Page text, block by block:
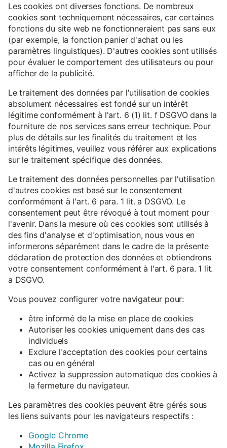
Les cookies ont diverses fonctions. De nombreux
cookies sont techniquement nécessaires, car certaines
fonctions du site web ne fonctionneraient pas sans eux
(par exemple, la fonction panier d'achat ou les
paramètres linguistiques). D'autres cookies sont utilisés
pour évaluer le comportement des utilisateurs ou pour
afficher de la publicité.
Le traitement des données par l'utilisation de cookies
absolument nécessaires est fondé sur un intérêt
légitime conformément à l'art. 6 (1) lit. f DSGVO dans la
fourniture de nos services sans erreur technique. Pour
plus de détails sur les finalités du traitement et les
intérêts légitimes, veuillez vous référer aux explications
sur le traitement spécifique des données.
Le traitement des données personnelles par l'utilisation
d'autres cookies est basé sur le consentement
conformément à l'art. 6 para. 1 lit. a DSGVO. Le
consentement peut être révoqué à tout moment pour
l'avenir. Dans la mesure où ces cookies sont utilisés à
des fins d'analyse et d'optimisation, nous vous en
informerons séparément dans le cadre de la présente
déclaration de protection des données et obtiendrons
votre consentement conformément à l'art. 6 para. 1 lit.
a DSGVO.
Vous pouvez configurer votre navigateur pour:
être informé de la mise en place de cookies
Autoriser les cookies uniquement dans des cas
individuels
Exclure l'acceptation des cookies pour certains
cas ou en général
Activez la suppression automatique des cookies à
la fermeture du navigateur.
Les paramètres des cookies peuvent être gérés sous
les liens suivants pour les navigateurs respectifs :
Google Chrome